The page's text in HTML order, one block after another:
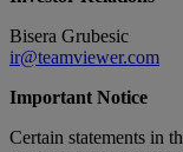
Bisera Grubesic
ir@teamviewer.com
Important Notice
Certain statements in